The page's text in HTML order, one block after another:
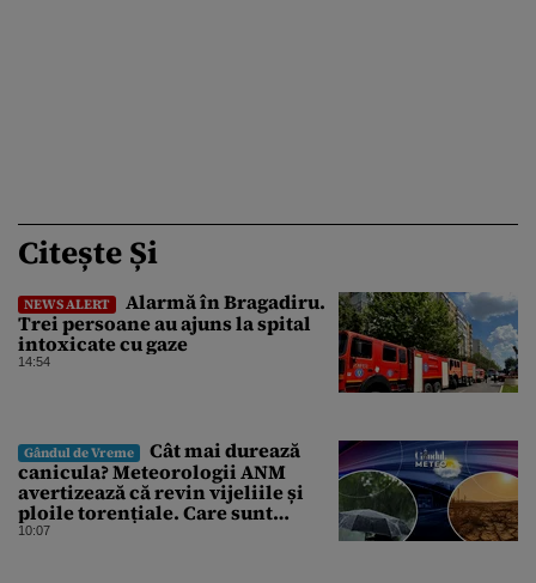
Citește Și
NEWS ALERT
Alarmă în Bragadiru.
Trei persoane au ajuns la spital
intoxicate cu gaze
14:54
Gândul de Vreme
Cât mai durează
canicula? Meteorologii ANM
avertizează că revin vijeliile și
ploile torențiale. Care sunt
zonele vizate, începând chiar de
10:07